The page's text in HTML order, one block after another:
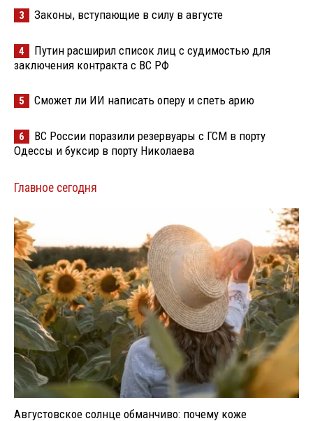
3 Законы, вступающие в силу в августе
4
Путин расширил список лиц с судимостью для
заключения контракта с ВС РФ
5 Сможет ли ИИ написать оперу и спеть арию
6
ВС России поразили резервуары с ГСМ в порту
Одессы и буксир в порту Николаева
Главное сегодня
Августовское солнце обманчиво: почему коже